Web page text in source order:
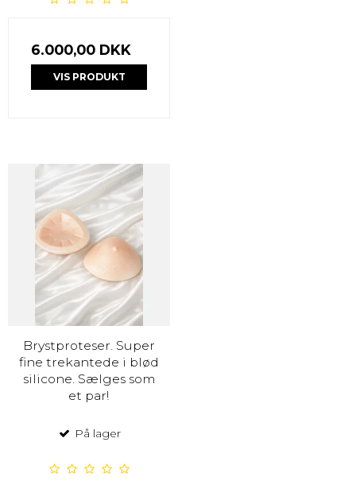
6.000,00 DKK
VIS PRODUKT
Brystproteser. Super
fine trekantede i blød
silicone. Sælges som
et par!
På lager